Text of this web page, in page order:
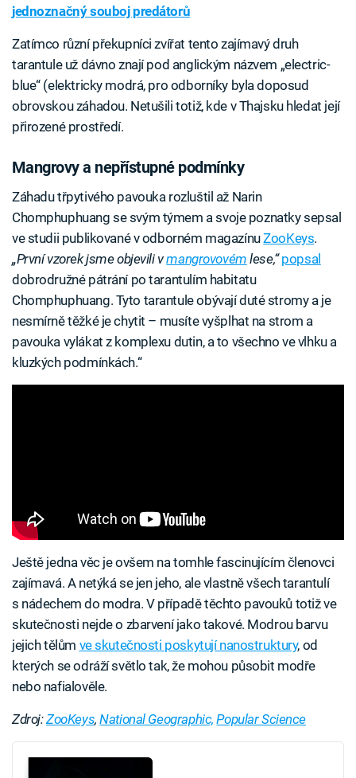
jednoznačný souboj predátorů
Zatímco různí překupníci zvířat tento zajímavý druh
tarantule už dávno znají pod anglickým názvem „electric-
blue“ (elektricky modrá, pro odborníky byla doposud
obrovskou záhadou. Netušili totiž, kde v Thajsku hledat její
přirozené prostředí.
Mangrovy a nepřístupné podmínky
Záhadu třpytivého pavouka rozluštil až Narin
Chomphuphuang se svým týmem a svoje poznatky sepsal
ve studii publikované v odborném magazínuZooKeys.
„První vzorek jsme objevili vmangrovovém lese,“ popsal
dobrodružné pátrání po tarantulím habitatu
Chomphuphuang. Tyto tarantule obývají duté stromy a je
nesmírně těžké je chytit – musíte vyšplhat na strom a
pavouka vylákat z komplexu dutin, a to všechno ve vlhku a
kluzkých podmínkách.“
Ještě jedna věc je ovšem na tomhle fascinujícím členovci
zajímavá. A netýká se jen jeho, ale vlastně všech tarantulí
s nádechem do modra. V případě těchto pavouků totiž ve
skutečnosti nejde o zbarvení jako takové. Modrou barvu
jejich tělům ve skutečnosti poskytují nanostruktury, od
kterých se odráží světlo tak, že mohou působit modře
nebo nafialověle.
Zdroj:ZooKeys,National Geographic, Popular Science